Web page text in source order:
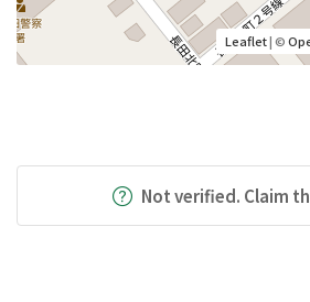
Leaflet| ©
Not verified. Claim